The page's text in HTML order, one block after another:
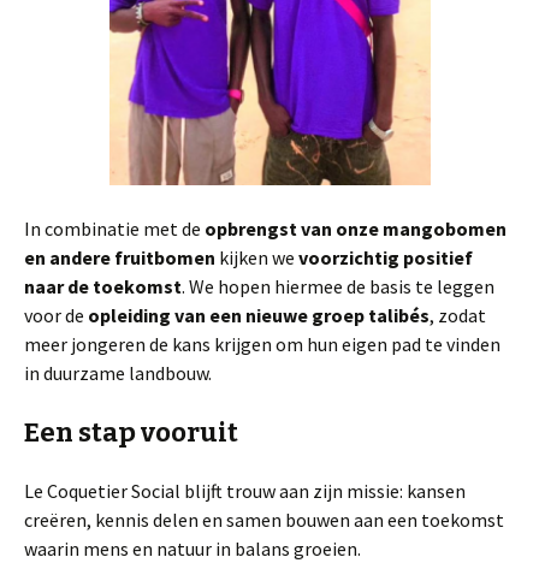
In combinatie met de opbrengst van onze mangobomen
en andere fruitbomen kijken we voorzichtig positief
naar de toekomst. We hopen hiermee de basis te leggen
voor de opleiding van een nieuwe groep talibés, zodat
meer jongeren de kans krijgen om hun eigen pad te vinden
in duurzame landbouw.
Een stap vooruit
Le Coquetier Social blijft trouw aan zijn missie: kansen
creëren, kennis delen en samen bouwen aan een toekomst
waarin mens en natuur in balans groeien.